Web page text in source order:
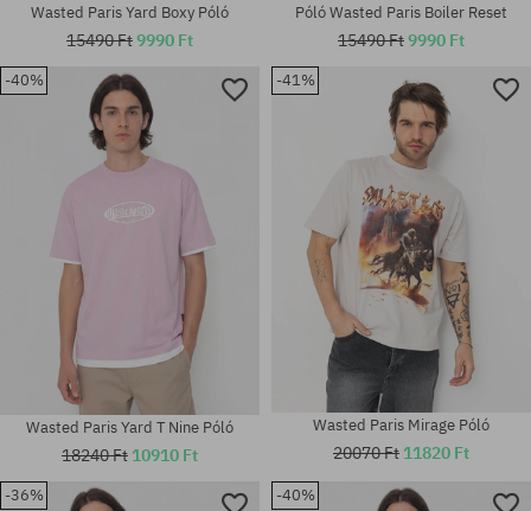
Elérhető méretek:
Elérhető méretek:
Wasted Paris Yard Boxy Póló
15490 Ft9990 Ft
Póló Wasted Paris Boiler Reset
15490 Ft9990 Ft
-40%
Wasted Paris Yard T Nine Póló
18240 Ft 10910 Ft
-41%
Wasted Paris Mirage Póló
20070 Ft 11820 Ft
-36% -40%